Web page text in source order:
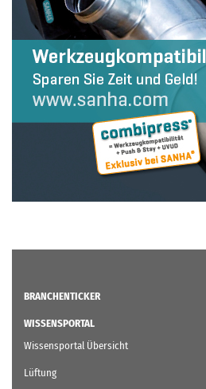
BRANCHENTICKER
WISSENSPORTAL
Wissensportal Übersicht
Lüftung